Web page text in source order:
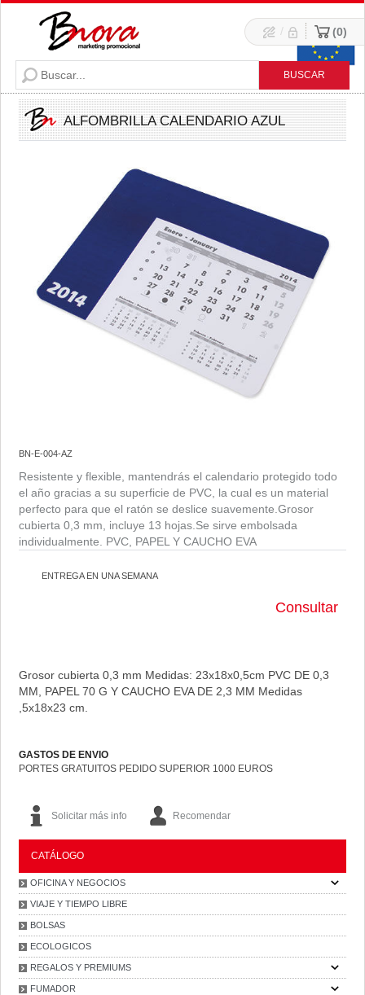
/ 0
ALFOMBRILLA CALENDARIO AZUL
BN-E-004-AZ
Resistente y flexible, mantendrás el calendario protegido todo
el año gracias a su superficie de PVC, la cual es un material
perfecto para que el ratón se deslice suavemente.Grosor
cubierta 0,3 mm, incluye 13 hojas.Se sirve embolsada
individualmente. PVC, PAPEL Y CAUCHO EVA
ENTREGA EN UNA SEMANA
Consultar
Grosor cubierta 0,3 mm Medidas: 23x18x0,5cm PVC DE 0,3
MM, PAPEL 70 G Y CAUCHO EVA DE 2,3 MM Medidas
,5x18x23 cm.
GASTOS DE ENVIO
PORTES GRATUITOS PEDIDO SUPERIOR 1000 EUROS
Solicitar más info Recomendar
CATÁLOGO
OFICINA Y NEGOCIOS
VIAJE Y TIEMPO LIBRE
BOLSAS
ECOLOGICOS
REGALOS Y PREMIUMS
FUMADOR